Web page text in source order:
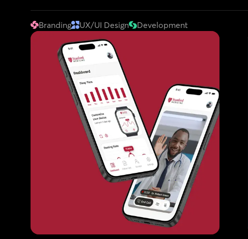
Branding UX/UI Design Development